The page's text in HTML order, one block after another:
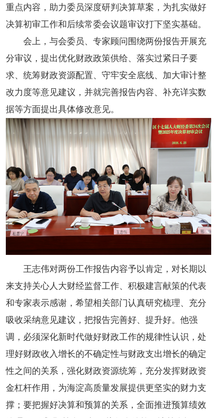
重点内容，助力委员深度研判决算草案，为扎实做好
决算初审工作和后续常委会议题审议打下坚实基础。
会上，与会委员、专家顾问围绕两份报告开展充
分审议，提出优化财政政策供给、落实过紧日子要
求、统筹财政资源配置、守牢安全底线、加大审计整
改力度等意见建议，并就完善报告内容、补充详实数
据等方面提出具体修改意见。
王志伟对两份工作报告内容予以肯定，对长期以
来支持关心人大财经监督工作、积极建言献策的代表
和专家表示感谢，希望相关部门认真研究梳理、充分
吸收采纳意见建议，把报告完善好、提升好。他强
调，必须深化新时代做好财政工作的规律性认识，处
理好财政收入增长的不确定性与财政支出增长的确定
性之间的关系，强化财政资源统筹，充分发挥财政资
金杠杆作用，为海淀高质量发展提供更坚实的财力支
撑；要把握好决算和预算的关系，全面推进预算绩效